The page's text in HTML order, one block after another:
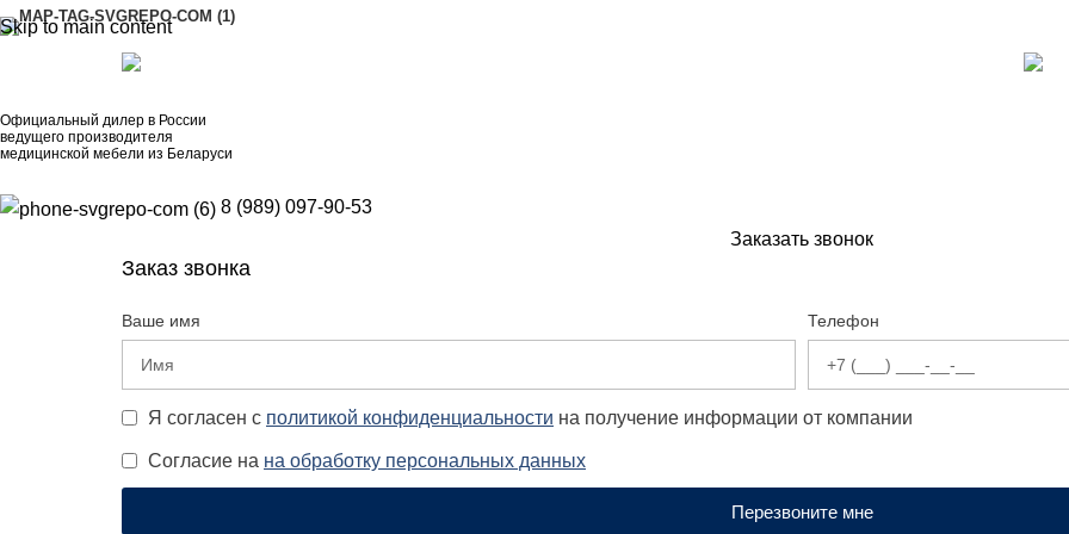
Skip to main content
Официальный дилер в России
ведущего производителя
медицинской мебели из Беларуси
8 (989) 097-90-53
Заказать звонок
Заказ звонка
Ваше имя Телефон
Я согласен с политикой конфиденциальности на получение информации от компании
Согласие на на обработку персональных данных
Перезвоните мне